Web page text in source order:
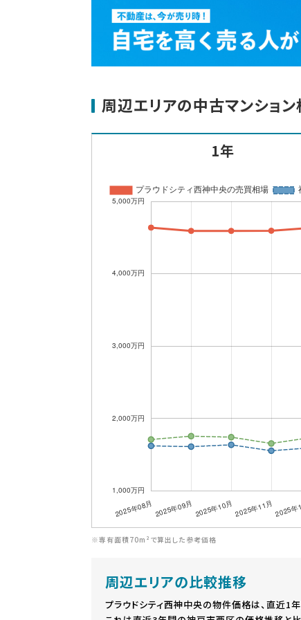
周辺エリアの中古マンショ
1年
※専有面積70m²で算出した参考価格
周辺エリアの比較推移
プラウドシティ西神中央の物件価格は、直近1